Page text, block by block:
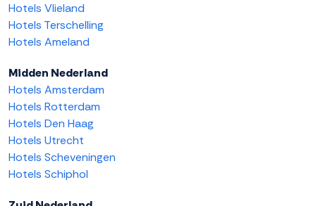
Hotels Vlieland
Hotels Terschelling
Hotels Ameland
Midden Nederland
Hotels Amsterdam
Hotels Rotterdam
Hotels Den Haag
Hotels Utrecht
Hotels Scheveningen
Hotels Schiphol